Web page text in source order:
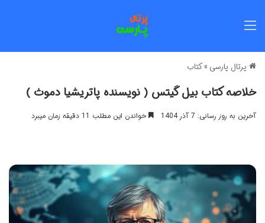
پرتال پارسی »کتاب
خلاصه کتاب بیل گیتس ( نویسنده پاتریشیا دموث )
آخرین به روز رسانی: 7 آذر 1404 خواندن این مطلب 11 دقیقه زمان میبرد